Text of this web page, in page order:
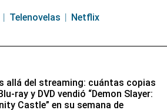
Telenovelas Netflix
allá del streaming: cuántas copias
ray y DVD vendió “Demon Slayer:
Castle” en su semana de